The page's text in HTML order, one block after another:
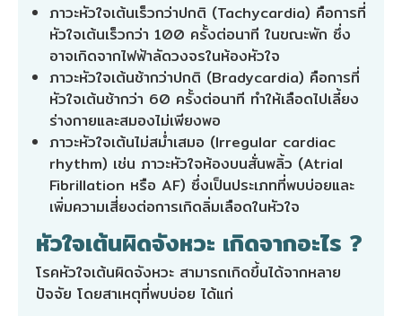
ภาวะหัวใจเต้นเร็วกว่าปกติ (Tachycardia) คือการที่
หัวใจเต้นเร็วกว่า 100 ครั้งต่อนาที ในขณะพัก ซึ่ง
อาจเกิดจากไฟฟ้าลัดวงจรในห้องหัวใจ
ภาวะหัวใจเต้นช้ากว่าปกติ (Bradycardia) คือการที่
หัวใจเต้นช้ากว่า 60 ครั้งต่อนาที ทำให้เลือดไปเลี้ยง
ร่างกายและสมองไม่เพียงพอ
ภาวะหัวใจเต้นไม่สม่ำเสมอ (Irregular cardiac
rhythm) เช่น ภาวะหัวใจห้องบนสั่นพลิ้ว (Atrial
Fibrillation หรือ AF) ซึ่งเป็นประเภทที่พบบ่อยและ
เพิ่มความเสี่ยงต่อการเกิดลิ่มเลือดในหัวใจ
หัวใจเต้นผิดจังหวะ เกิดจากอะไร ?
โรคหัวใจเต้นผิดจังหวะ สามารถเกิดขึ้นได้จากหลาย
ปัจจัย โดยสาเหตุที่พบบ่อย ได้แก่